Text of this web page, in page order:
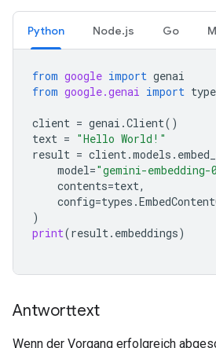
Python Node.js Go
from google import genai
from google.genai import
client = genai .Client()
text = "Hello World!"
result = client.models .
model="gemini-embedding-
contents=text,
config=types .
)
print(result. embeddings)
Antworttext
Wenn der Vorgang erfolgreich